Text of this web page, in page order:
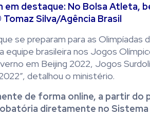
em destaque: No Bolsa Atleta,
Silva/Agência Brasil
se preparam para as
brasileira nos Jogos
em Beijing 2022, Jogos
detalhou o ministério.
de forma online, a partir do
diretamente no